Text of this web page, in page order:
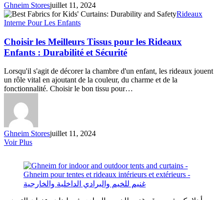
Ghneim Storesjuillet 11, 2024
Choisir
les
Tissus
pour
les
Enfants
:
Durabilité
Sécurité
Rideaux
Interne Pour Les Enfants
Choisir les Meilleurs Tissus pour les Rideaux
Enfants : Durabilité et Sécurité
Lorsqu'il s'agit de décorer la chambre d'un enfant, les rideaux jouent
un rôle vital en ajoutant de la couleur, du charme et de la
fonctionnalité. Choisir le bon tissu pour…
Ghneim Storesjuillet 11, 2024
Voir Plus